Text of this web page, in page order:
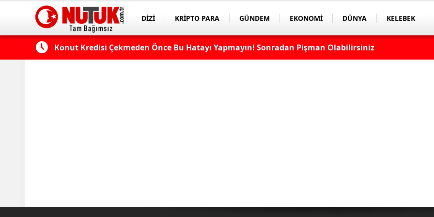
DİZİ KRİPTO PARA GÜNDEM EKONOMİ DÜNYA KELEBEK
Edilmeli? Konut Kredisi Çekmeden Önce Bu Hatayı Yapmayın! Sonradan Pişman Olabilirsiniz